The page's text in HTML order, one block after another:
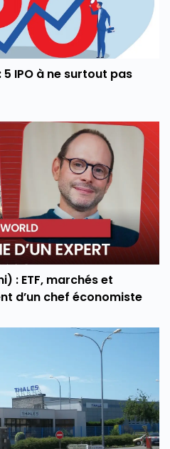
IPO à ne surtout pas
: ETF, marchés et
d’un chef économiste